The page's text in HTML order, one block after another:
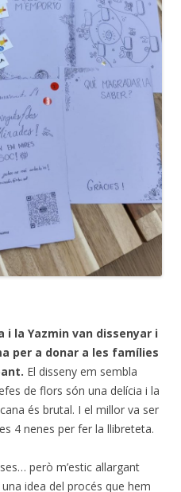
i la Yazmin van dissenyar i
per a donar a les famílies
El disseny em sembla
de flors són una delícia i la
és brutal. I el millor va ser
4 nenes per fer la llibreteta.
però m’estic allargant
idea del procés que hem